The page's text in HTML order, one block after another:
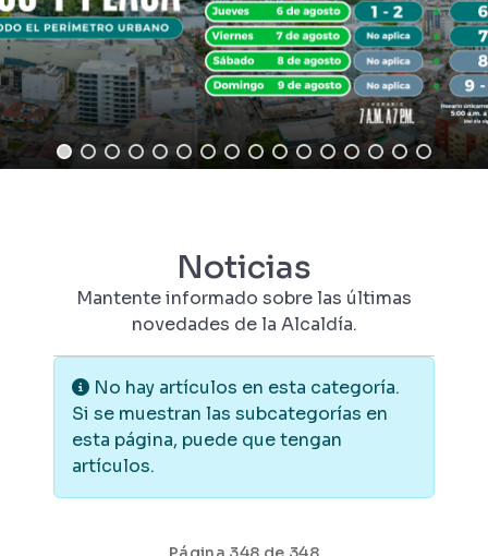
Noticias
Mantente informado sobre las últimas
novedades de la Alcaldía.
Información
No hay artículos en esta categoría.
Si se muestran las subcategorías en
esta página, puede que tengan
artículos.